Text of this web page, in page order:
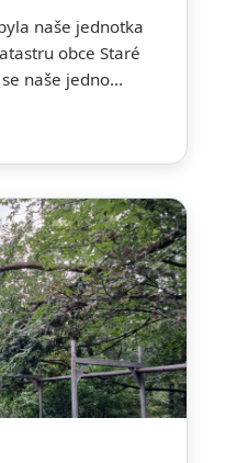
naše jednotka
obce Staré
naše jedno...